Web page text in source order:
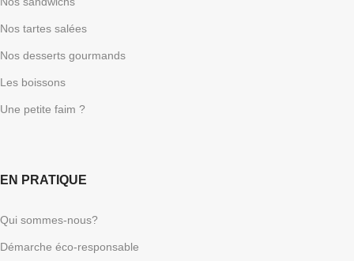
Nos tartes salées
Nos desserts gourmands
Les boissons
Une petite faim ?
EN PRATIQUE
Qui sommes-nous?
Démarche éco-responsable